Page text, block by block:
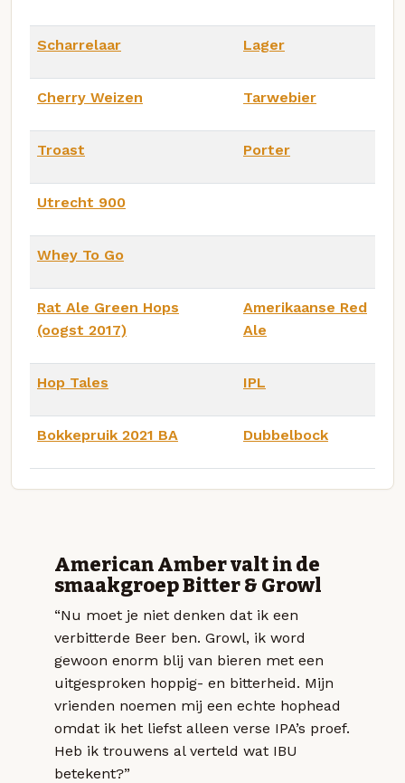
Scharrelaar Lager
Cherry Weizen Tarwebier
Troast Porter
Utrecht 900
Whey To Go
Rat Ale Green Hops
(oogst 2017)
Amerikaanse Red
Ale
Hop Tales IPL
Bokkepruik 2021 BA Dubbelbock
American Amber valt in de
smaakgroep Bitter & Growl
“Nu moet je niet denken dat ik een
verbitterde Beer ben. Growl, ik word
gewoon enorm blij van bieren met een
uitgesproken hoppig- en bitterheid. Mijn
vrienden noemen mij een echte hophead
omdat ik het liefst alleen verse IPA’s proef.
Heb ik trouwens al verteld wat IBU
betekent?”